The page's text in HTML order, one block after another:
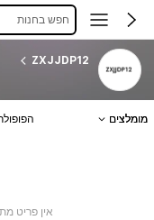
חפש בחנות
ZXJJDP12
מומלצים
אין פריט